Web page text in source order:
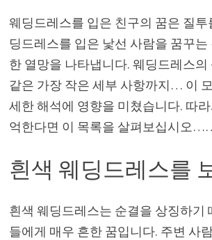
웨딩드레스를 입은 친구의 꿈은 질투
딩드레스를 입은 낯선 사람을 꿈꾸는
한 열망을 나타냅니다. 웨딩드레스
같은 가장 작은 세부 사항까지… 이
세한 해석에 영향을 미쳤습니다. 따
억한다면 이 목록을 살펴보십시오
흰색 웨딩드레스를
흰색 웨딩드레스는 순결을 상징하기
들에게 매우 흔한 꿈입니다. 주변 사